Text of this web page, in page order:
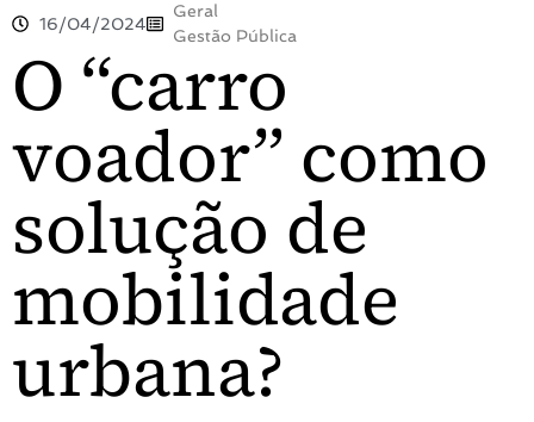
16/04/2024
Geral
Gestão Pública
O “carro
voador” como
solução de
mobilidade
urbana?